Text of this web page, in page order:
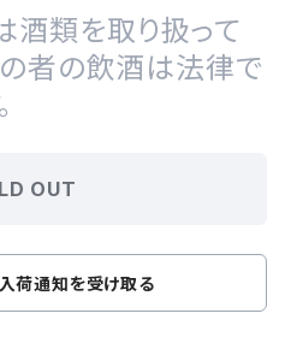
酒類を取り扱って
者の飲酒は法律で
OUT
荷通知を受け取る